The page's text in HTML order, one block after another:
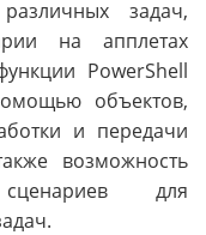
задач,
на апплетах
PowerShell
объектов,
и передачи
возможность
для